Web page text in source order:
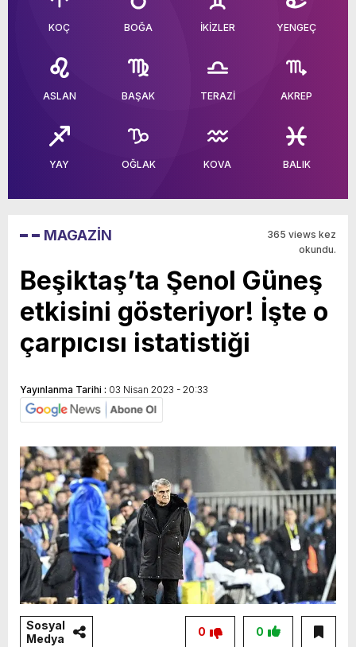
KOÇ BOĞA İKİZLER YENGEÇ
ASLAN BAŞAK TERAZİ AKREP
YAY OĞLAK KOVA BALIK
MAGAZİN
365 views kez
okundu.
Beşiktaş’ta Şenol Güneş
etkisini gösteriyor! İşte o
çarpıcısı istatistiği
Yayınlanma Tarihi : 03 Nisan 2023 - 20:33
Sosyal
Medya
0
0